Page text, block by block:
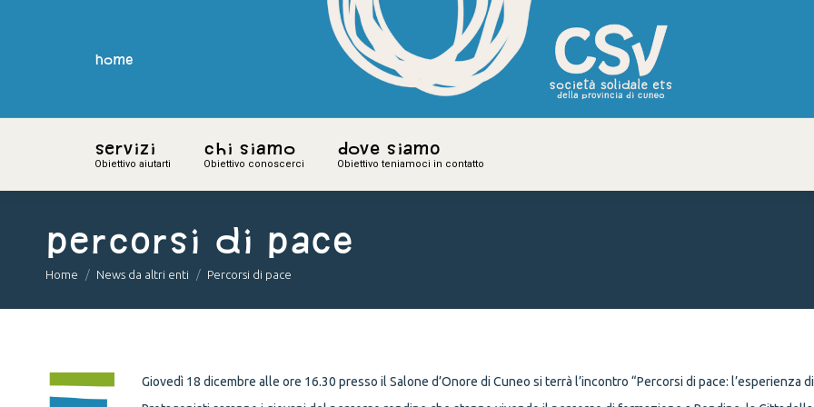
home
Servizi
Obiettivo aiutarti
Chi siamo
Obiettivo conoscerci
Dove siamo
Obiettivo teniamoci in contatto
Percorsi di pace
You are here:
Home News da altri enti Percorsi di pace
Giovedì 18 dicembre alle ore 16.30 presso il Salone d’Onore di Cuneo si terrà l’incontro “Percorsi di pace: l’esperienza
home
Servizi
Obiettivo aiutarti
Chi siamo
Obiettivo conoscerci
Dove siamo
Obiettivo teniamoci in contatto